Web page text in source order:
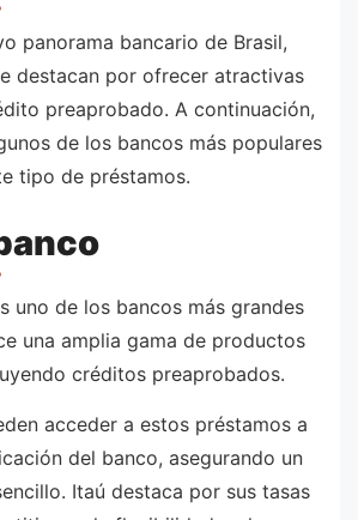
panorama bancario de Brasil,
destacan por ofrecer atractivas
preaprobado. A continuación,
de los bancos más populares
tipo de préstamos.
uno de los bancos más grandes
una amplia gama de productos
créditos preaprobados.
acceder a estos préstamos a
del banco, asegurando un
Itaú destaca por sus tasas